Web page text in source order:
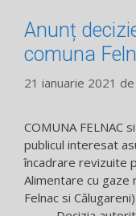
Anunț
comuna
21 ianuarie 2021 de
COMUNA FELNAC
publicul interesat
încadrare revizuite
Alimentare cu gaze
Felnac si